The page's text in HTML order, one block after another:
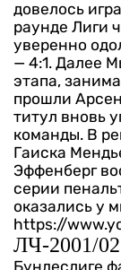
довелось
раунде Лиги
уверенно
— 4:1. Далее
этапа,
прошли
титул вновь
команды. В
Гаиска
Эффенберг
серии
оказались у
https://
ЛЧ-2001/